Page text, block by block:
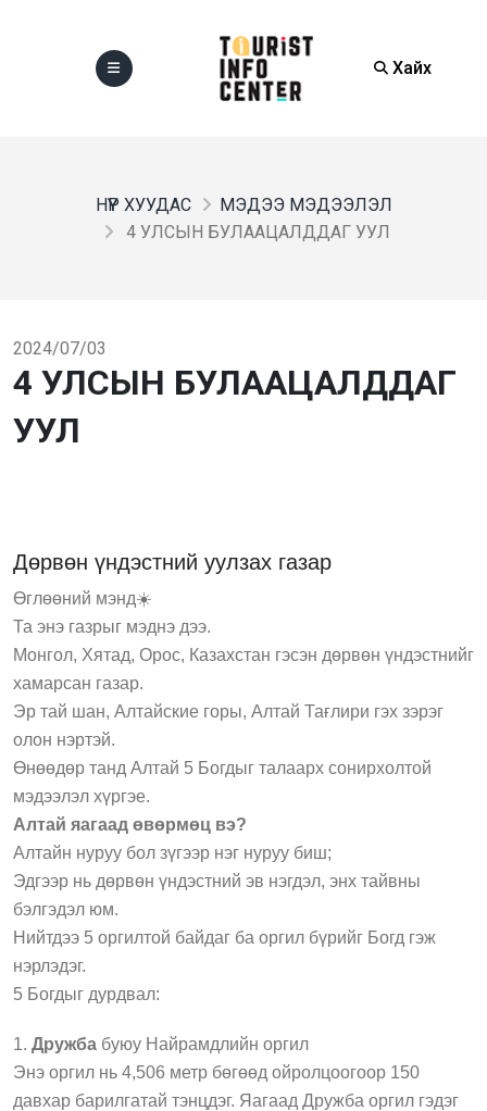
Хайх
НҮҮР ХУУДАС
МЭДЭЭ МЭДЭЭЛЭЛ
4 УЛСЫН БУЛААЦАЛДДАГ УУЛ
2024/07/03
4 УЛСЫН БУЛААЦАЛДДАГ
УУЛ
Дөрвөн үндэстний уулзах газар
Өглөөний мэнд☀️
Та энэ газрыг мэднэ дээ.
Монгол, Хятад, Орос, Казахстан гэсэн дөрвөн үндэстнийг
хамарсан газар.
Эр тай шан, Алтайские горы, Алтай Тағлири гэх зэрэг
олон нэртэй.
Өнөөдөр танд Алтай 5 Богдыг талаарх сонирхолтой
мэдээлэл хүргэе.
Алтай яагаад өвөрмөц вэ?
Алтайн нуруу бол зүгээр нэг нуруу биш;
Эдгээр нь дөрвөн үндэстний эв нэгдэл, энх тайвны
бэлгэдэл юм.
Нийтдээ 5 оргилтой байдаг ба оргил бүрийг Богд гэж
нэрлэдэг.
5 Богдыг дурдвал:
1. Дружба буюу Найрамдлийн оргил
Энэ оргил нь 4,506 метр бөгөөд ойролцоогоор 150
давхар барилгатай тэнцдэг. Яагаад Дружба оргил гэдэг